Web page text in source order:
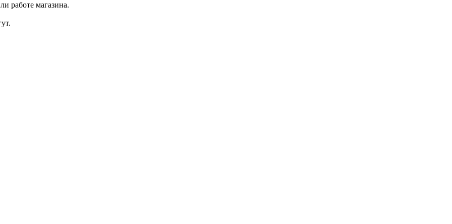
работе магазина.